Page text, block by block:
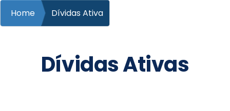
Home Dívidas Ativa
Dívidas Ativas